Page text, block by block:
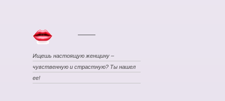
Ищешь настоящую женщину –
чувственную и страстную? Ты нашел
ее!